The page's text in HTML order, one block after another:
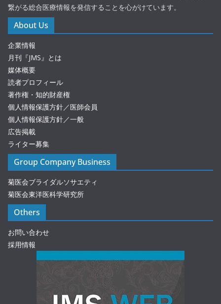
繋がる総合医療情報を発信することを心がけています。
About Us
企業情報
月刊『JMS』とは
媒体概要
読者プロフィール
著作権・知的財産権
個人情報保護方針／医師会員
個人情報保護方針／一般
広告掲載
ライター募集
Group Company Business
菊医会ブライダルソサエティ
菊医会東洋医科学研究所
Others
お問い合わせ
採用情報